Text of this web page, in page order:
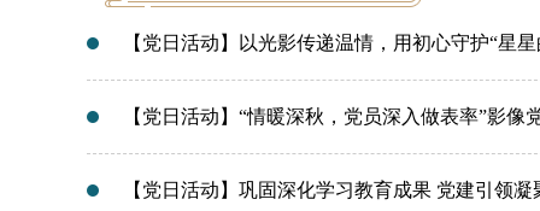
【党日活动】以光影传递温情，用初心守护“星
【党日活动】“情暖深秋，党员深入做表率”影像
【党日活动】巩固深化学习教育成果 党建引领